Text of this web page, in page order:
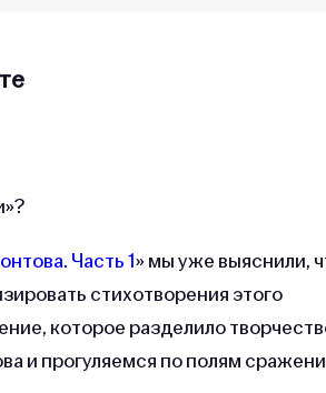
Часть 1» мы уже выяснили,
стихотворения этого
которое разделило
и прогуляемся по полям